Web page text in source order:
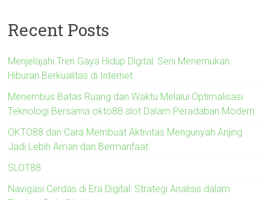
Recent Posts
Menjelajahi Tren Gaya Hidup Digital: Seni Menemukan
Hiburan Berkualitas di Internet
Menembus Batas Ruang dan Waktu Melalui Optimalisasi
Teknologi Bersama okto88 slot Dalam Peradaban Modern
OKTO88 dan Cara Membuat Aktivitas Mengunyah Anjing
Jadi Lebih Aman dan Bermanfaat
SLOT88
Navigasi Cerdas di Era Digital: Strategi Analisis dalam